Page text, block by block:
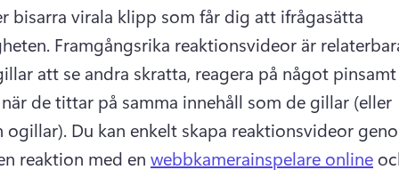
bisarra virala klipp som får dig att ifrågasätta
Framgångsrika reaktionsvideor är
att se andra skratta, reagera på något
de tittar på samma innehåll som de gillar (eller
ogillar). Du kan enkelt skapa reaktionsvideor
reaktion med en webbkamerainspelare online